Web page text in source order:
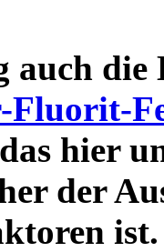
die
Fluorit-
hier
der